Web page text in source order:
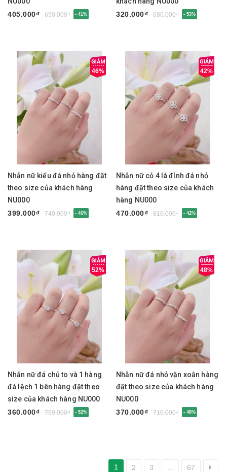
405.000₫
690.000₫ - 41%
320.000₫
680.000₫ - 53%
46%
Nhẫn nữ kiểu đá nhỏ hàng đặt
theo size của khách hàng
NU000
399.000₫
740.000₫ - 46%
42%
Nhẫn nữ cỏ 4 lá đính đá nhỏ
hàng đặt theo size của khách
hàng NU000
470.000₫
810.000₫ - 42%
52%
Nhẫn nữ đá chủ to và 1 hàng
đá lệch 1 bên hàng đặt theo
size của khách hàng NU000
360.000₫
750.000₫ - 52%
48%
Nhẫn nữ đá nhỏ vặn xoắn hàng
đặt theo size của khách hàng
NU000
370.000₫
710.000₫ - 48%
1 2 3 67